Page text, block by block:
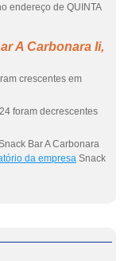
endereço de QUINTA
A Carbonara Ii,
crescentes em
foram decrescentes
Bar A Carbonara
da empresa Snack